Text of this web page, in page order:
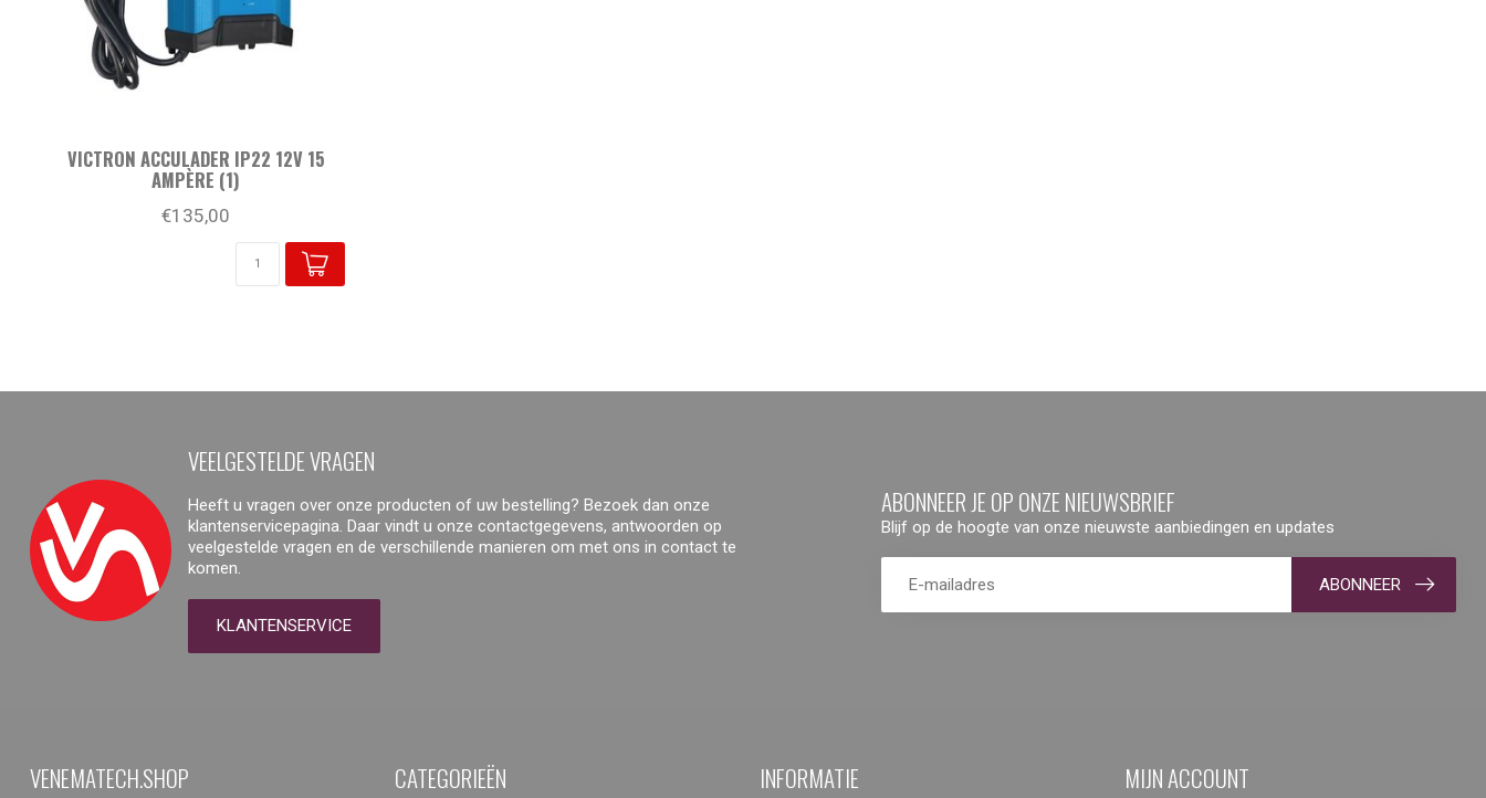
VICTRON ACCULADER IP22 12V 15
AMPÈRE (1)
€135,00
VEELGESTELDE VRAGEN
Heeft u vragen over onze producten of uw bestelling? Bezoek dan onze
klantenservicepagina. Daar vindt u onze contactgegevens, antwoorden op
veelgestelde vragen en de verschillende manieren om met ons in contact te
komen.
KLANTENSERVICE
ABONNEER JE OP ONZE NIEUWSBRIEF
Blijf op de hoogte van onze nieuwste aanbiedingen en updates
ABONNEER
VENEMATECH.SHOP CATEGORIEËN INFORMATIE MIJN ACCOUNT